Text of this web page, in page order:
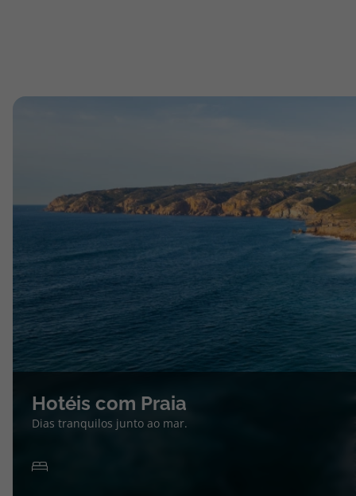
Hotéis com Praia
Dias tranquilos junto ao mar.